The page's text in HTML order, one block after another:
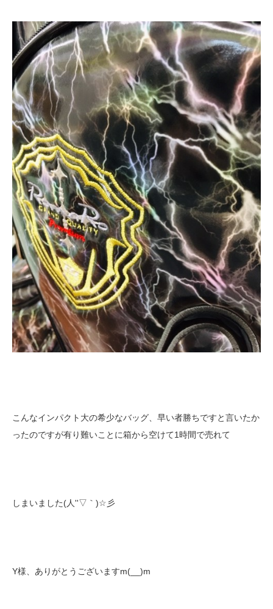
こんなインパクト大の希少なバッグ、早い者勝ちですと言いたか
ったのですが有り難いことに箱から空けて1時間で売れて
しまいました(人''▽｀)☆彡
Y様、ありがとうございますm(__)m